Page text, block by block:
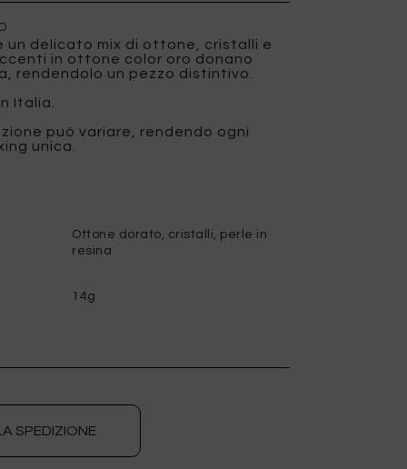
un delicato mix di ottone, cristalli e
in ottone color oro donano
rendendolo un pezzo distintivo.
Italia.
può variare, rendendo ogni
unica.
Ottone dorato, cristalli, perle in
resina
14g
SPEDIZIONE